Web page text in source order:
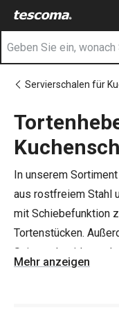
Sie befinden sich aufZum
Zur
Servierschalen für
In unserem
aus rostfreiem Stahl
mit Schiebefunktion
Tortenstücken.
Saitenschneider und
von Kuchen und
Mehr anzeigen